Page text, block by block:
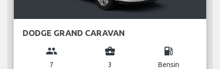
DODGE GRAND CARAVAN
group
7
business_center
3
local_gas_station
Bensin